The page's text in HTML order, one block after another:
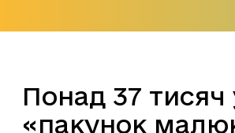
Понад 37 тисяч
«пакунок